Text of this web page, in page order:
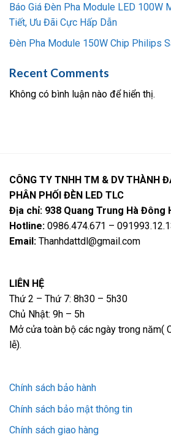
Báo Giá Đèn Pha Module LED 100W
Tiết, Ưu Đãi Cực Hấp Dẫn
Đèn Pha Module 150W Chip Philips
Recent Comments
Không có bình luận nào để hiển thị.
CÔNG TY TNHH TM & DV THÀNH
PHÂN PHỐI ĐÈN LED TLC
Địa chỉ: 938 Quang Trung Hà Đông
Hotline: 0986.474.671 –
Email: Thanhdattdl@gmail.com
LIÊN HỆ
Thứ 2 – Thứ 7: 8h30 – 5h30
Chủ Nhật: 9h – 5h
Mở cửa toàn bộ các ngày trong năm(
lễ).
Chính sách bảo hành
Chính sách bảo mật thông tin
Chính sách giao hàng